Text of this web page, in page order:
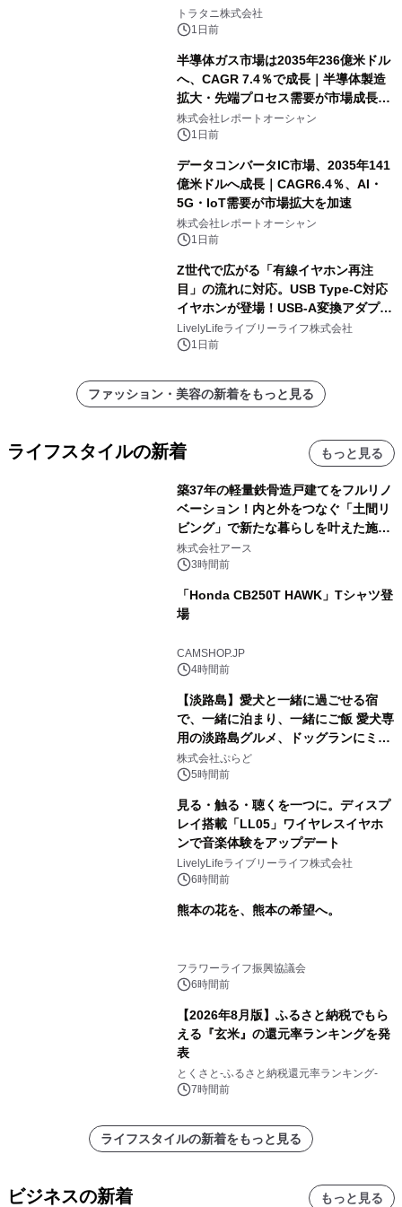
説
トラタニ株式会社
1日前
半導体ガス市場は2035年236億米ドル
へ、CAGR 7.4％で成長｜半導体製造
拡大・先端プロセス需要が市場成長を
加速
株式会社レポートオーシャン
1日前
データコンバータIC市場、2035年141
億米ドルへ成長｜CAGR6.4％、AI・
5G・IoT需要が市場拡大を加速
株式会社レポートオーシャン
1日前
Z世代で広がる「有線イヤホン再注
目」の流れに対応。USB Type-C対応
イヤホンが登場！USB-A変換アダプタ
ー付きでスマホからパソコンまで幅広
く活用可能
LivelyLifeライブリーライフ株式会社
1日前
ファッション・美容の新着をもっと見る
ライフスタイルの新着 もっと見る
築37年の軽量鉄骨造戸建てをフルリノ
ベーション！内と外をつなぐ「土間リ
ビング」で新たな暮らしを叶えた施工
事例を株式会社アースが公開
株式会社アース
3時間前
「Honda CB250T HAWK」Tシャツ登
場
CAMSHOP.JP
4時間前
【淡路島】愛犬と一緒に過ごせる宿
で、一緒に泊まり、一緒にご飯 愛犬専
用の淡路島グルメ、ドッグランにミニ
プール グランピングとトレーラーハウ
スの2施設で
株式会社ぷらど
5時間前
見る・触る・聴くを一つに。ディスプ
レイ搭載「LL05」ワイヤレスイヤホ
ンで音楽体験をアップデート
LivelyLifeライブリーライフ株式会社
6時間前
熊本の花を、熊本の希望へ。
フラワーライフ振興協議会
6時間前
【2026年8月版】ふるさと納税でもら
える『玄米』の還元率ランキングを発
表
とくさと-ふるさと納税還元率ランキング-
7時間前
ライフスタイルの新着をもっと見る
ビジネスの新着 もっと見る